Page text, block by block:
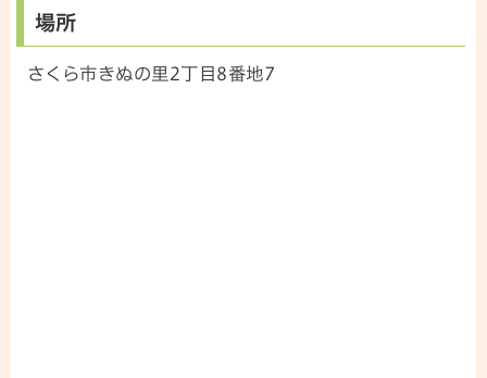
場所
さくら市きぬの里2丁目8番地7